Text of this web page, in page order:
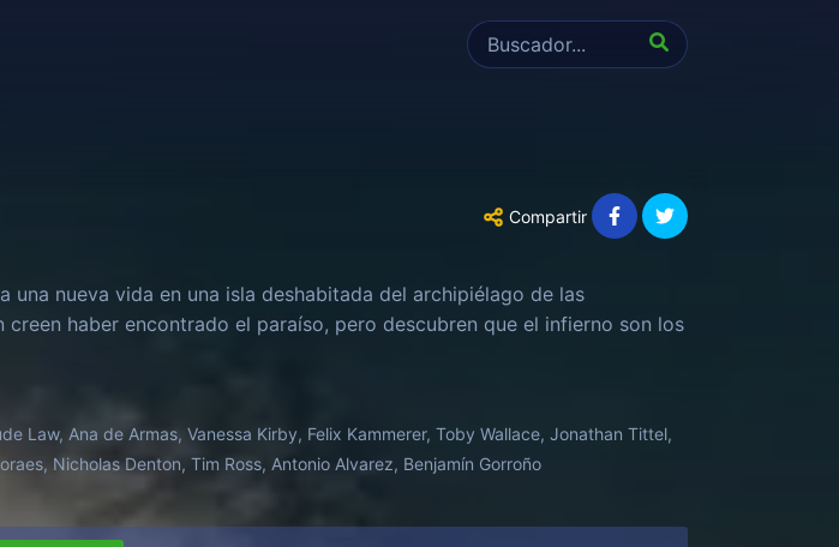
Compartir
una nueva vida en una isla deshabitada del archipiélago de las
creen haber encontrado el paraíso, pero descubren que el infierno son los
Law, Ana de Armas, Vanessa Kirby, Felix Kammerer, Toby Wallace, Jonathan Tittel,
Nicholas Denton, Tim Ross, Antonio Alvarez, Benjamín Gorroño